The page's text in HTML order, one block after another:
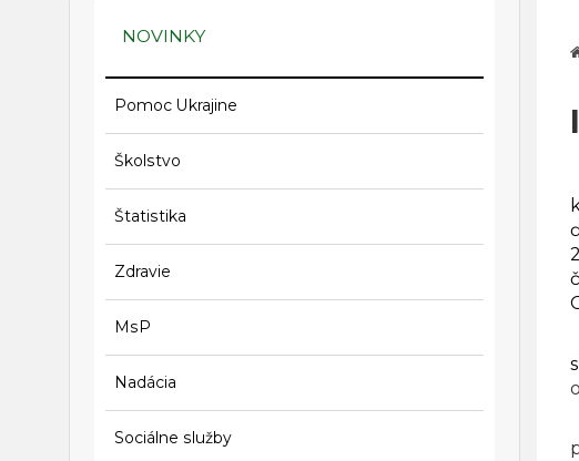
NOVINKY
Pomoc Ukrajine
Školstvo
Štatistika
Zdravie
MsP
Nadácia
Sociálne služby